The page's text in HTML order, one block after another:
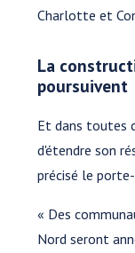
Charlotte et
La
poursuivent
Et dans toutes
d'étendre son
précisé le
« Des
Nord seront